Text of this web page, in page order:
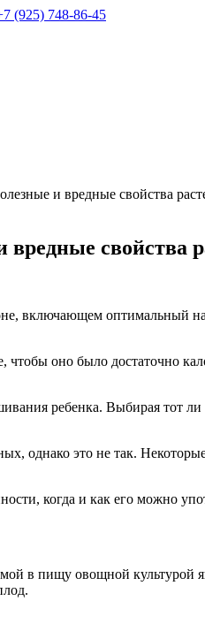
(925) 748-86-45
и вредные свойства
вредные
включающем оптимальный
оно было достаточно
ребенка. Выбирая тот ли
однако это не так.
когда и как его можно
в пищу овощной